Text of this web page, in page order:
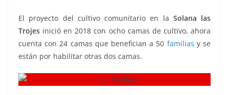
El proyecto del cultivo comunitario en la Solana las
Trojes inició en 2018 con ocho camas de cultivo, ahora
cuenta con 24 camas que benefician a 50 familias y se
están por habilitar otras dos camas.